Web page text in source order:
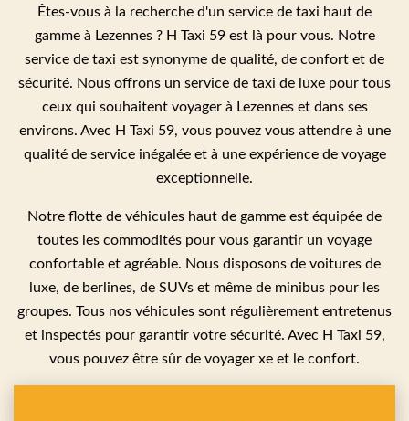
Êtes-vous à la recherche d'un service de taxi haut de
gamme à Lezennes ? H Taxi 59 est là pour vous. Notre
service de taxi est synonyme de qualité, de confort et de
sécurité. Nous offrons un service de taxi de luxe pour tous
ceux qui souhaitent voyager à Lezennes et dans ses
environs. Avec H Taxi 59, vous pouvez vous attendre à une
qualité de service inégalée et à une expérience de voyage
exceptionnelle.
Notre flotte de véhicules haut de gamme est équipée de
toutes les commodités pour vous garantir un voyage
confortable et agréable. Nous disposons de voitures de
luxe, de berlines, de SUVs et même de minibus pour les
groupes. Tous nos véhicules sont régulièrement entretenus
et inspectés pour garantir votre sécurité. Avec H Taxi 59,
vous pouvez être sûr de voyager xe et le confort.